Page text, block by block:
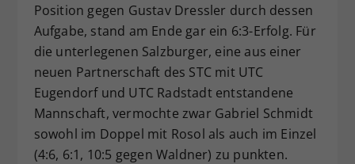
Position gegen Gustav Dressler durch dessen
Aufgabe, stand am Ende gar ein 6:3-Erfolg. Für
die unterlegenen Salzburger, eine aus einer
neuen Partnerschaft des STC mit UTC
Eugendorf und UTC Radstadt entstandene
Mannschaft, vermochte zwar Gabriel Schmidt
sowohl im Doppel mit Rosol als auch im Einzel
(4:6, 6:1, 10:5 gegen Waldner) zu punkten.